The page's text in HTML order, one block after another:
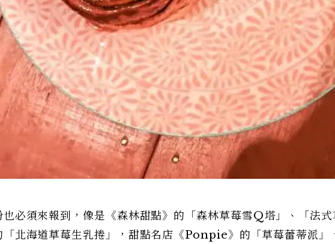
必須來報到，像是《森林甜點》的「森林草莓雪Q塔」、「法
「北海道草莓生乳捲」，甜點名店《Ponpie》的「草莓蕾蒂派」